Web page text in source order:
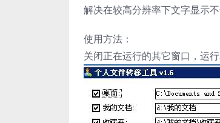
解决在较高分辨率下文字显示
使用方法：
关闭正在运行的其它窗口，运